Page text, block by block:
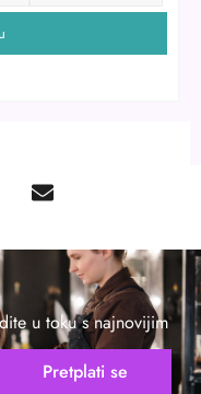
u toku s najnovijim
Pretplati se